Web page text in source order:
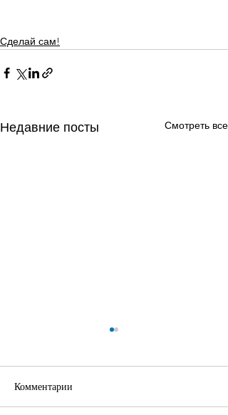
Сделай сам!
Недавние посты Смотреть все
Комментарии